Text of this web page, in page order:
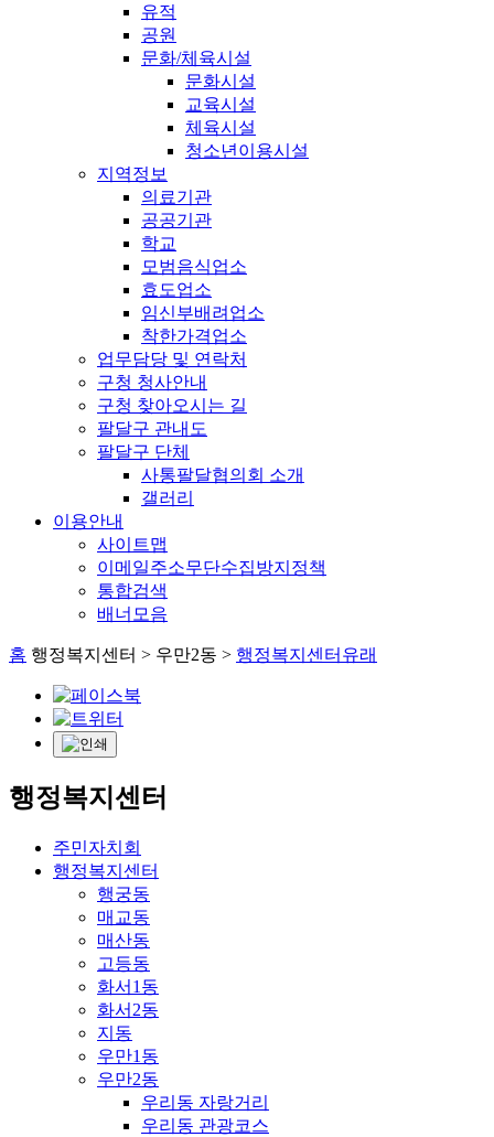
유적
공원
문화/체육시설
문화시설
교육시설
체육시설
청소년이용시설
지역정보
의료기관
공공기관
학교
모범음식업소
효도업소
임신부배려업소
착한가격업소
업무담당 및 연락처
구청 청사안내
구청 찾아오시는 길
팔달구 관내도
팔달구 단체
사통팔달협의회 소개
갤러리
이용안내
사이트맵
이메일주소무단수집방지정책
통합검색
배너모음
홈 행정복지센터 > 우만2동 > 행정복지센터유래
행정복지센터
주민자치회
행정복지센터
행궁동
매교동
매산동
고등동
화서1동
화서2동
지동
우만1동
우만2동
우리동 자랑거리
우리동 관광코스